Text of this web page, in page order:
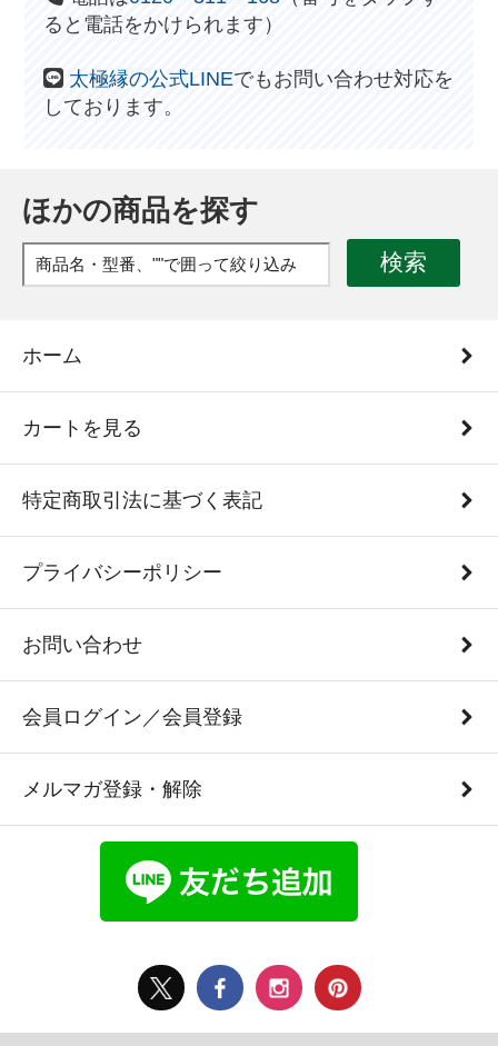
ると電話をかけられます）
太極縁の公式LINEでもお問い合わせ対応を
しております。
ほかの商品を探す
検索
ホーム
カートを見る
特定商取引法に基づく表記
プライバシーポリシー
お問い合わせ
会員ログイン／会員登録
メルマガ登録・解除